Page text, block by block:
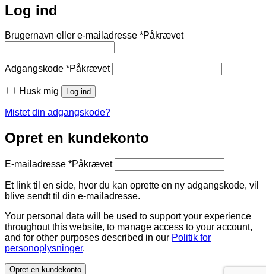
Log ind
Brugernavn eller e-mailadresse *Påkrævet
Adgangskode *Påkrævet
Husk mig Log ind
Mistet din adgangskode?
Opret en kundekonto
E-mailadresse *Påkrævet
Et link til en side, hvor du kan oprette en ny adgangskode, vil
blive sendt til din e-mailadresse.
Your personal data will be used to support your experience
throughout this website, to manage access to your account,
and for other purposes described in our Politik for
personoplysninger.
Opret en kundekonto